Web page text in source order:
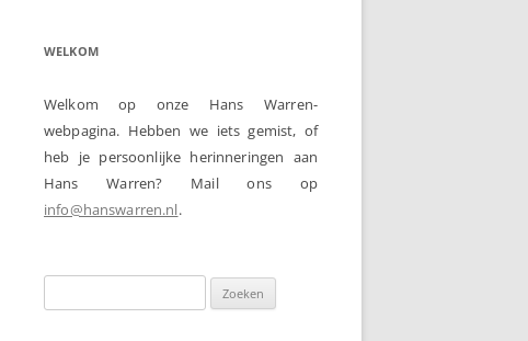
WELKOM
Welkom op onze Hans Warren-
webpagina. Hebben we iets gemist, of
heb je persoonlijke herinneringen aan
Hans Warren? Mail ons op
info@hanswarren.nl.
naar: